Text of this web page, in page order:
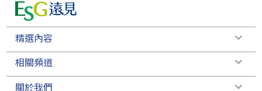
精選內容
相關頻道
關於我們